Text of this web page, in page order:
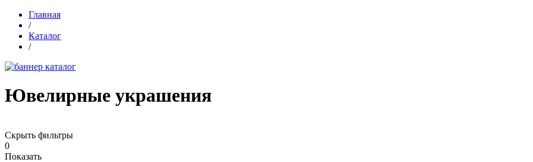
Главная
/
Каталог
/
Ювелирные украшения
Скрыть фильтры
0
Показать